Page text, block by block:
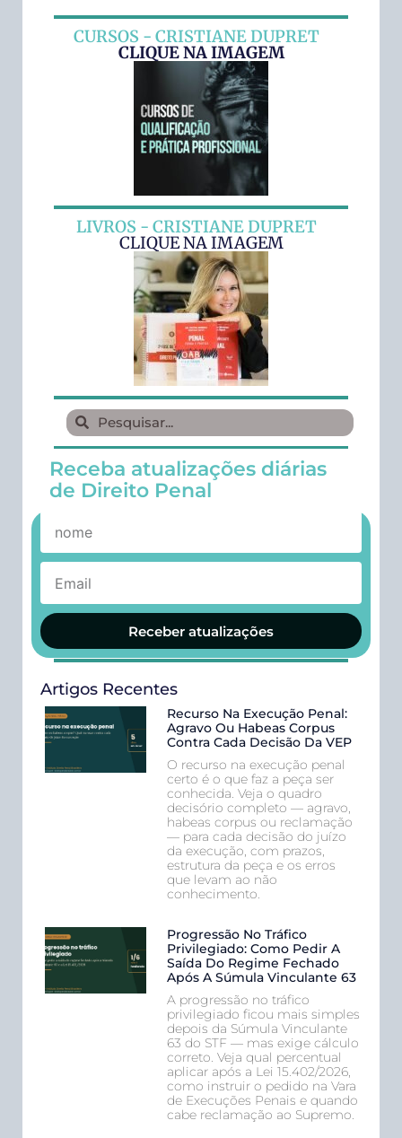
CURSOS - CRISTIANE DUPRET
CLIQUE NA IMAGEM
LIVROS - CRISTIANE DUPRET
CLIQUE NA IMAGEM
Receba atualizações diárias
de Direito Penal
Receber atualizações
Artigos Recentes
Recurso Na Execução Penal:
Agravo Ou Habeas Corpus
Contra Cada Decisão Da VEP
O recurso na execução penal
certo é o que faz a peça ser
conhecida. Veja o quadro
decisório completo — agravo,
habeas corpus ou reclamação
— para cada decisão do juízo
da execução, com prazos,
estrutura da peça e os erros
que levam ao não
conhecimento.
Progressão No Tráfico
Privilegiado: Como Pedir A
Saída Do Regime Fechado
Após A Súmula Vinculante 63
A progressão no tráfico
privilegiado ficou mais simples
depois da Súmula Vinculante
63 do STF — mas exige cálculo
correto. Veja qual percentual
aplicar após a Lei 15.402/2026,
como instruir o pedido na Vara
de Execuções Penais e quando
cabe reclamação ao Supremo.